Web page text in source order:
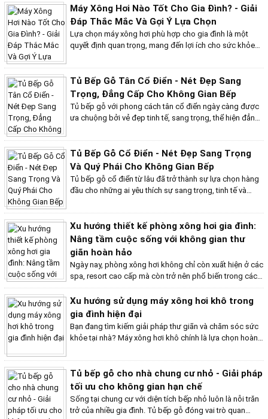
Việt Home sẽ chia sẻ bí kíp giúp bạn giải quyết triệt để
những vấn đề hay gặp ở tủ bếp, mang lại cho bạn không
gian bếp hoàn hảo như mơ ước!
Máy Xông Hơi Nào Tốt Cho Gia Đình? - Giải
Đáp Thắc Mắc Và Gợi Ý Lựa Chọn
Lựa chọn máy xông hơi phù hợp cho gia đình là một
quyết định quan trọng, mang đến lợi ích cho sức khỏe
và mẫu mã đa dạng trên thị trường, việc tìm kiếm sản
phẩm ưng ý có thể khiến bạn băn khoăn. Để lựa chọn
được loại máy xông hơi phù hợp cho gia đình, bạn cần
cân nhắc một số yếu tố sau.
Tủ Bếp Gỗ Tân Cổ Điển - Nét Đẹp Sang
Trọng, Đẳng Cấp Cho Không Gian Bếp
Tủ bếp gỗ với phong cách tân cổ điển ngày càng được
ưa chuộng bởi vẻ đẹp tinh tế, sang trọng, thể hiện đẳng
giữa nét đẹp cổ điển lãng mạn, quý phái với hơi thở hiện
đại, tiện nghi, tạo nên một không gian bếp hoàn hảo.
Tủ Bếp Gỗ Cổ Điển - Nét Đẹp Sang Trọng
Và Quý Phái Cho Không Gian Bếp
Tủ bếp gỗ cổ điển từ lâu đã trở thành sự lựa chọn hàng
đầu cho những ai yêu thích sự sang trọng, tinh tế và
chạm khắc tỉ mỉ, cùng chất liệu gỗ tự nhiên cao cấp, tủ
bếp gỗ cổ điển mang đến cho không gian bếp vẻ đẹp
vượt thời gian, khiến bất cứ ai cũng phải trầm trồ
ngưỡng mộ.
Xu hướng thiết kế phòng xông hơi gia đình:
Nâng tầm cuộc sống với không gian thư
giãn hoàn hảo
Ngày nay, phòng xông hơi không chỉ còn xuất hiện ở các
spa, resort cao cấp mà còn trở nên phổ biến trong các
gia đình hiện đại. Thiết kế một phòng xông hơi tại nhà
mang đến cho bạn và gia đình những giây phút thư giãn
tuyệt vời, giúp cải thiện sức khỏe và nâng tầm cuộc
sống. Cùng Bếp Việt home cập nhật xu hướng thiết kế
phòng hơi gia đình mới nhất hiện nay để tạo ra một
phòng xông hơi độc đáo cho gia đình bạn.
Xu hướng sử dụng máy xông hơi khô trong
gia đình hiện đại
Bạn đang tìm kiếm giải pháp thư giãn và chăm sóc sức
khỏe tại nhà? Máy xông hơi khô chính là lựa chọn hoàn
trong gia đình hiện đại ngày càng phổ biến bởi những lợi
ích tuyệt vời mà nó mang lại. Bài viết dưới đây của Bếp
Việt Home sẽ cập nhất xu hướng sử dụng máy xông hơi
khô trong gia đình hiện đại cho quý khách hàng.
Tủ bếp gỗ cho nhà chung cư nhỏ - Giải pháp
tối ưu cho không gian hạn chế
Sống tại chung cư với diện tích bếp nhỏ luôn là nỗi trăn
trở của nhiều gia đình. Tủ bếp gỗ đóng vai trò quan